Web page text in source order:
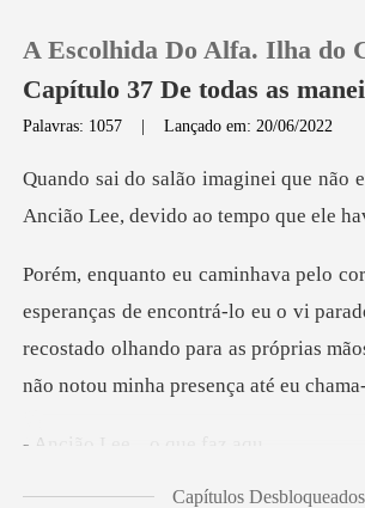
Histórico
Sair
A Escolhida Do Alfa. Ilha do
Capítulo 37 De todas as
Palavras: 1057 |Lançado em: 20/06/2022
Ancião Lee, devi
ncontrá-lo eu o vi
recostado olhando para as pr
Capítulos Desbloqueados